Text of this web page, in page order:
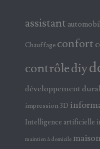
assistant
Chauffage confort
contrôlediy
développement
impression 3D
Intelligence artificielle
maintien à domicile maison